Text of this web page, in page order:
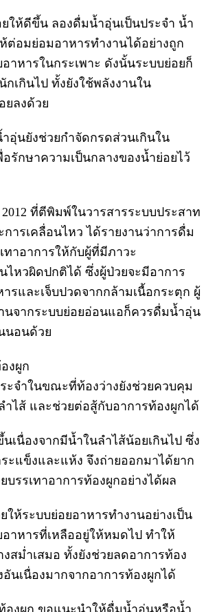
ยให้ดีขึ้น ลองดื่มน้ำอุ่นเป็นประจำ น้ำ
ต่อมย่อมอาหารทำงานได้อย่างถูก
าหารในกระเพาะ ดังนั้นระบบย่อยก็
กเกินไป ทั้งยังใช้พลังงานใน
ยลงด้วย
อุ่นยังช่วยกำจัดกรดส่วนเกินใน
อรักษาความเป็นกลางของน้ำย่อยไว้
ที่ตีพิมพ์ในวารสารระบบประสาท
ารเคลื่อนไหว ได้รายงานว่าการดื่ม
ทาอาการให้กับผู้ที่มีภาวะ
ไหวผิดปกติได้ ซึ่งผู้ป่วยจะมีอาการ
รและเจ็บปวดจากกล้ามเนื้อกระตุก ผู้
จากระบบย่อยอ่อนแอก็ควรดื่มน้ำอุ่น
นอนด้วย
งผูก
ะจำในขณะที่ท้องว่างยังช่วยควบคุม
ำไส้ และช่วยต่อสู้กับอาการท้องผูกได้
เนื่องจากมีน้ำในลำไส้น้อยเกินไป ซึ่ง
ะแข็งและแห้ง จึงถ่ายออกมาได้ยาก
รรเทาอาการท้องผูกอย่างได้ผล
ให้ระบบย่อยอาหารทำงานอย่างเป็น
าหารที่เหลืออยู่ให้หมดไป ทำให้
สม่ำเสมอ ทั้งยังช่วยลดอาการท้อง
นเนื่องมากจากอาการท้องผูกได้
องผูก ขอแนะนำให้ดื่มน้ำอุ่นหรือน้ำ